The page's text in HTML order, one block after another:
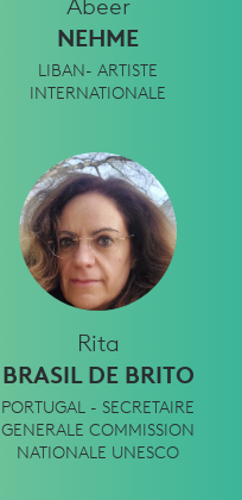
Abeer
NEHME
LIBAN- ARTISTE
INTERNATIONALE
Rita
BRASIL DE BRITO
PORTUGAL - SECRETAIRE
GENERALE COMMISSION
NATIONALE UNESCO